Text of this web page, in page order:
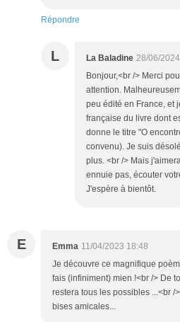
Répondre
L La Baladine 28/06/
Bonjour,<br /> Merci
attention.
peu édité en France, et
française du livre dont
donne le titre "O
convenu). Je suis
plus. <br /> Mais
ennuie pas, écouter
J'espère à bientôt.
E Emma 11/04/2023 18:48
Je découvre ce magnifique
fais (infiniment) mien !<br /> De
restera tous les possibles ...<br /
bises amicales...